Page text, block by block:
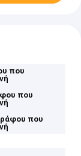
που
που
που